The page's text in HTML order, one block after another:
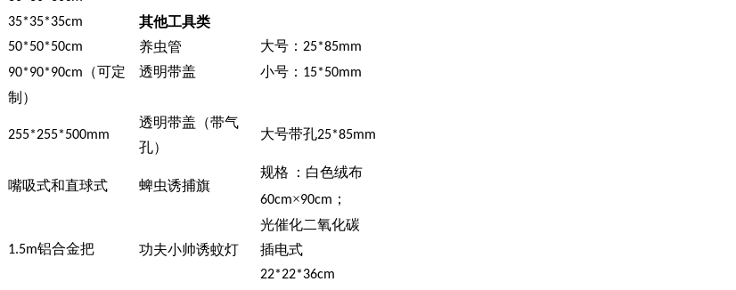
35*35*35cm
50*50*50cm
90*90*90cm （可定
制）
其他工具类
养虫管
透明带盖
大号： 25*85mm
小号： 15*50mm
255*255*500mm
透明带盖（带气
孔）
大号带孔25*85mm
嘴吸式和直球式 蜱虫诱捕旗
规格 ：白色绒布
60cm×90cm ；
1.5m铝合金把 功夫小帅诱蚊灯
光催化二氧化碳
插电式
22*22*36cm